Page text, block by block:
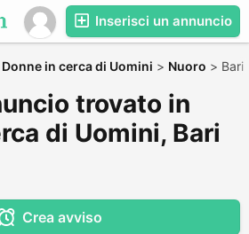
Inserisci un annuncio
Donne in cerca di Uomini > Nuoro > Bari
trovato in
di Uomini, Bari
Crea avviso